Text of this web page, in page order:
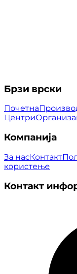
Брзи врски
Почетна
Центри
Компанија
За насКонтакт
користење
Контакт